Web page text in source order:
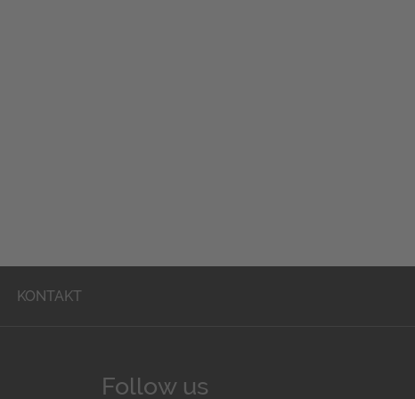
KONTAKT
Follow us